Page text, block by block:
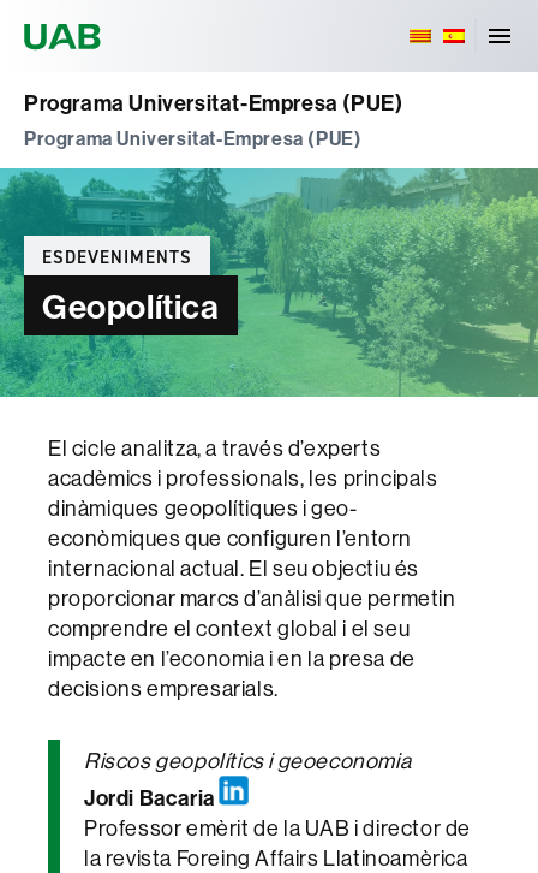
Programa Universitat-Empresa (PUE)
Programa Universitat-Empresa (PUE)
Categories
ESDEVENIMENTS
Geopolítica
El cicle analitza, a través d’experts
acadèmics i professionals, les principals
dinàmiques geopolítiques i geo-
econòmiques que configuren l’entorn
internacional actual. El seu objectiu és
proporcionar marcs d’anàlisi que permetin
comprendre el context global i el seu
impacte en l’economia i en la presa de
decisions empresarials.
Riscos geopolítics i geoeconomia
Jordi Bacaria
Professor emèrit de la UAB i director de
la revista Foreing Affairs Llatinoamèrica